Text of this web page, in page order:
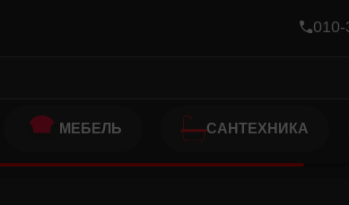
МЕБЕЛЬ САНТЕХНИКА